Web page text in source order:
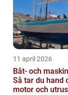
11 april 2026
Båt- och
Så tar du hand
motor och